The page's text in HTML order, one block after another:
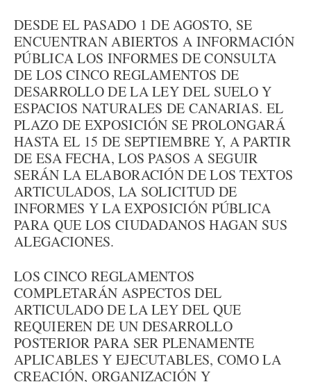
DESDE EL PASADO 1 DE AGOSTO, SE
ENCUENTRAN ABIERTOS A INFORMACIÓN
PÚBLICA LOS INFORMES DE CONSULTA
DE LOS CINCO REGLAMENTOS DE
DESARROLLO DE LA LEY DEL SUELO Y
ESPACIOS NATURALES DE CANARIAS. EL
PLAZO DE EXPOSICIÓN SE PROLONGARÁ
HASTA EL 15 DE SEPTIEMBRE Y, A PARTIR
DE ESA FECHA, LOS PASOS A SEGUIR
SERÁN LA ELABORACIÓN DE LOS TEXTOS
ARTICULADOS, LA SOLICITUD DE
INFORMES Y LA EXPOSICIÓN PÚBLICA
PARA QUE LOS CIUDADANOS HAGAN SUS
ALEGACIONES.
LOS CINCO REGLAMENTOS
COMPLETARÁN ASPECTOS DEL
ARTICULADO DE LA LEY DEL QUE
REQUIEREN DE UN DESARROLLO
POSTERIOR PARA SER PLENAMENTE
APLICABLES Y EJECUTABLES, COMO LA
CREACIÓN, ORGANIZACIÓN Y